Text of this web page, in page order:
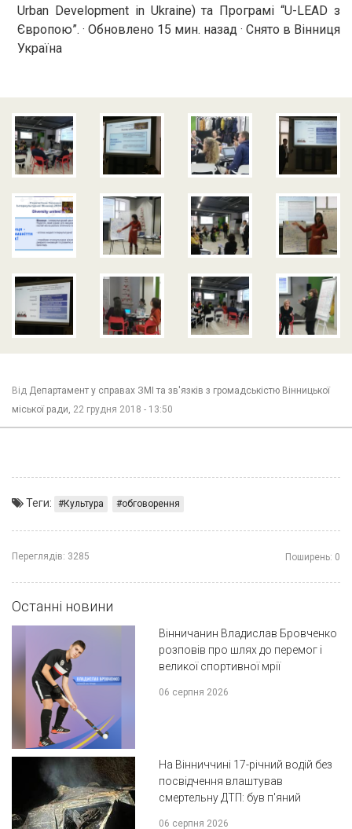
Urban Development in Ukraine) та Програмі “U-LEAD з
Європою”. · Обновлено 15 мин. назад · Снято в Вінниця
Україна
Від Департамент у справах ЗМІ та зв'язків з громадськістю Вінницької
міської ради, 22 грудня 2018 - 13:50
Теги: Культура обговорення
Переглядів: 3285 Поширень: 0
Останні новини
Вінничанин Владислав Бровченко
розповів про шлях до перемог і
великої спортивної мрії
06 серпня 2026
На Вінниччині 17-річний водій без
посвідчення влаштував
смертельну ДТП: був п'яний
06 серпня 2026